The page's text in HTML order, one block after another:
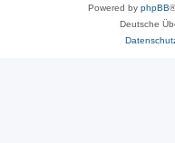
Powered by phpBB
Deutsche